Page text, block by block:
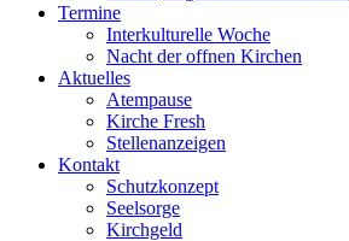
Termine
Interkulturelle Woche
Nacht der offnen Kirchen
Aktuelles
Atempause
Kirche Fresh
Stellenanzeigen
Kontakt
Schutzkonzept
Seelsorge
Kirchgeld